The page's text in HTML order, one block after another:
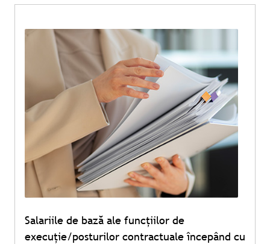
Salariile de bază ale funcțiilor de
execuție/posturilor contractuale începând cu